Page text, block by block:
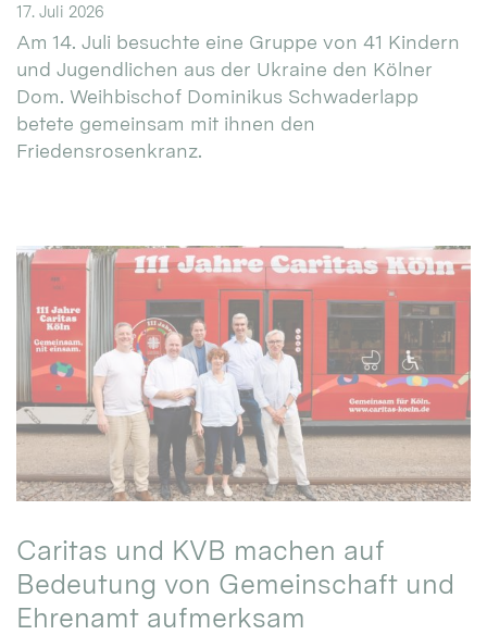
17. Juli 2026
Am 14. Juli besuchte eine Gruppe von 41 Kindern
und Jugendlichen aus der Ukraine den Kölner
Dom. Weihbischof Dominikus Schwaderlapp
betete gemeinsam mit ihnen den
Friedensrosenkranz.
Caritas und KVB machen auf
Bedeutung von Gemeinschaft und
Ehrenamt aufmerksam